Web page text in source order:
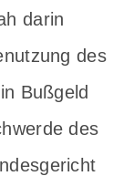
darin
des
Bußgeld
des